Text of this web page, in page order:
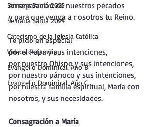
Semana Santa 2025
Semana Santa 2024
Catecismo de la Iglesia Católica
Vídeos de familia
Evangelio Dominical. Año B
Evangelio Dominical. Año C
en reparación de nuestros pecados
y para que venga a nosotros tu Reino.
Te pido en especial
por el Papa y sus intenciones,
por nuestro Obispo y sus intenciones,
por nuestro párroco y sus intenciones,
por nuestra familia espiritual, María con
nosotros, y sus necesidades.
Consagración a María